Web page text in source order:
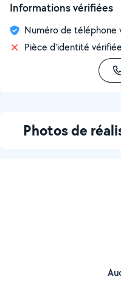
Informations vérifiées
Numéro de téléphone
Pièce d'identité vérifiée
Photos de